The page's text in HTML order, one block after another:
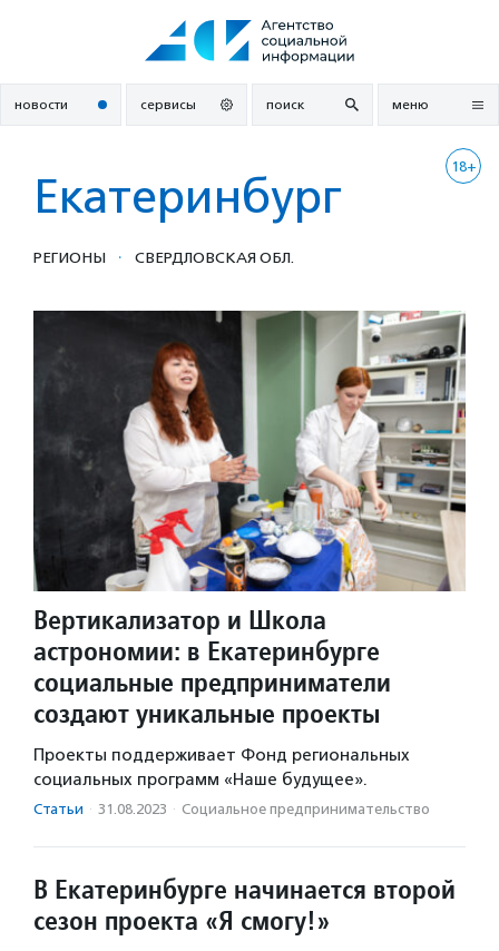
новости сервисы поиск меню
18+
Екатеринбург
РЕГИОНЫ · СВЕРДЛОВСКАЯ ОБЛ.
Вертикализатор и Школа
астрономии: в Екатеринбурге
социальные предприниматели
создают уникальные проекты
Проекты поддерживает Фонд региональных
социальных программ «Наше будущее».
Статьи · 31.08.2023 · Социальное предпри­нима­тель­ство
В Екатеринбурге начинается второй
сезон проекта «Я смогу!»